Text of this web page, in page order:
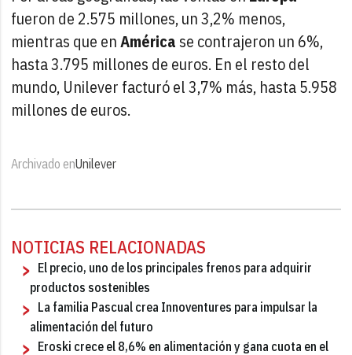
fueron de 2.575 millones, un 3,2% menos,
mientras que enAmérica se contrajeron un 6%,
hasta 3.795 millones de euros. En el resto del
mundo, Unilever facturó el 3,7% más, hasta 5.958
millones de euros.
Archivado enUnilever
NOTICIAS RELACIONADAS
El precio, uno de los principales frenos para adquirir
productos sostenibles
La familia Pascual crea Innoventures para impulsar la
alimentación del futuro
Eroski crece el 8,6% en alimentación y gana cuota en el